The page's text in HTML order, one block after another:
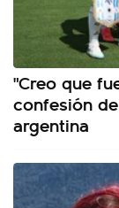
"Creo que
confesión
argentina